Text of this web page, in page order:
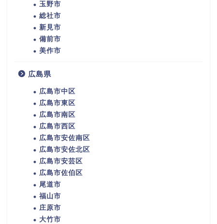
玉野市
総社市
新見市
備前市
美作市
広島県
広島市中区
広島市東区
広島市南区
広島市西区
広島市安佐南区
広島市安佐北区
広島市安芸区
広島市佐伯区
尾道市
福山市
庄原市
大竹市